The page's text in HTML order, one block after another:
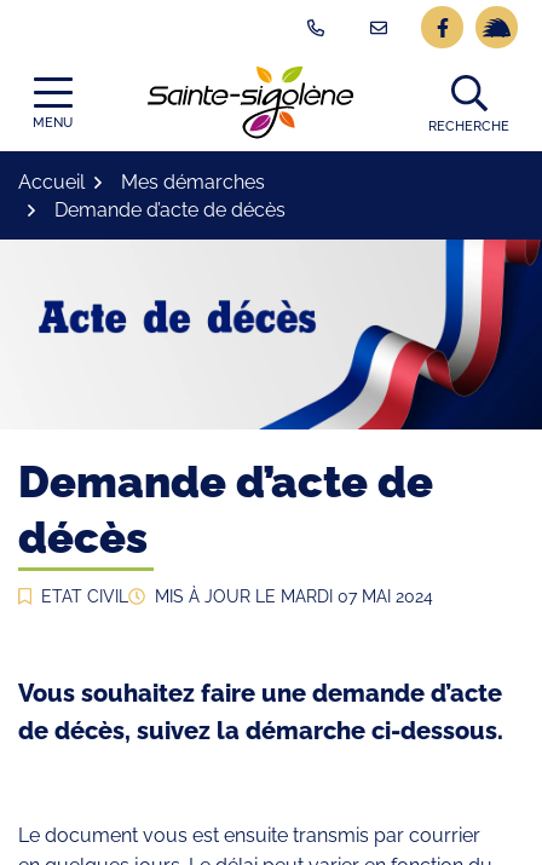
contenu
Lien vers
Lien
MENU
Logo Site
RECHERCHE
Accueil
Mes démarches
Demande d’acte de décès
Demande d’acte de
décès
ETAT CIVIL MIS À JOUR LE MARDI 07 MAI 2024
Vous souhaitez faire une demande d’acte
de décès, suivez la démarche ci-dessous.
Le document vous est ensuite transmis par courrier